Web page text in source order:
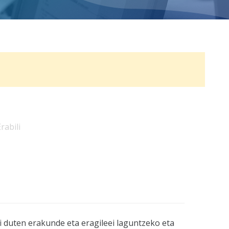
erakunde eta eragileei laguntzeko eta